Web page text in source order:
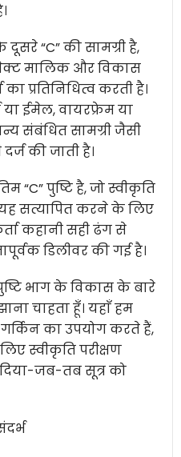
“C” की सामग्री है,
मालिक और विकास
प्रतिनिधित्व करती है।
ईमेल, वायरफ्रेम या
संबंधित सामग्री जैसी
की जाती है।
“C” पुष्टि है, जो स्वीकृति
सत्यापित करने के लिए
कहानी सही ढंग से
डिलीवर की गई है।
भाग के विकास के बारे
चाहता हूँ। यहाँ हम
का उपयोग करते हैं,
स्वीकृति परीक्षण
जब-तब सूत्र को